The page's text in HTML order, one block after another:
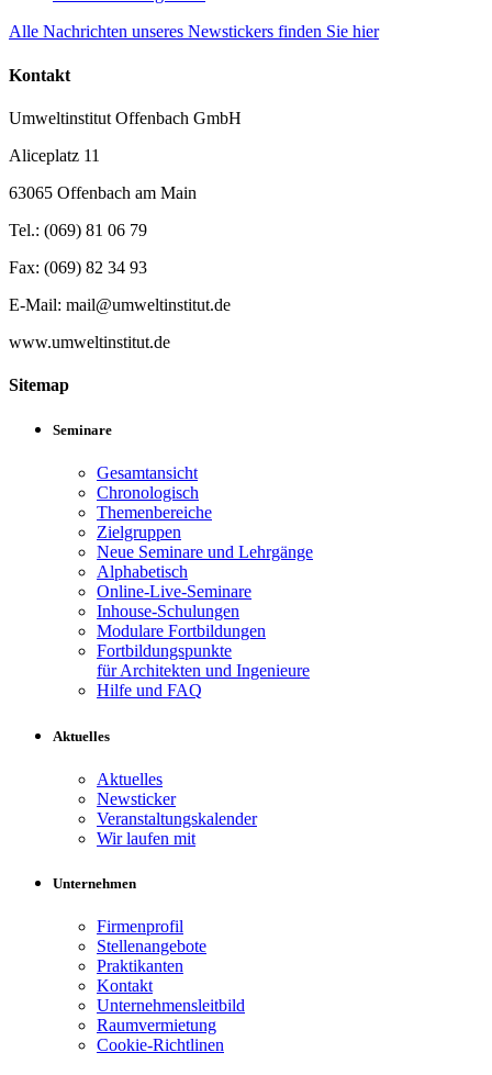
Alle Nachrichten unseres Newstickers finden Sie hier
Kontakt
Umweltinstitut Offenbach GmbH
Aliceplatz 11
63065 Offenbach am Main
Tel.: (069) 81 06 79
Fax: (069) 82 34 93
E-Mail: mail@umweltinstitut.de
www.umweltinstitut.de
Sitemap
Seminare
Gesamtansicht
Chronologisch
Themenbereiche
Zielgruppen
Neue Seminare und Lehrgänge
Alphabetisch
Online-Live-Seminare
Inhouse-Schulungen
Modulare Fortbildungen
Fortbildungspunkte
für Architekten und Ingenieure
Hilfe und FAQ
Aktuelles
Aktuelles
Newsticker
Veranstaltungskalender
Wir laufen mit
Unternehmen
Firmenprofil
Stellenangebote
Praktikanten
Kontakt
Unternehmensleitbild
Raumvermietung
Cookie-Richtlinen